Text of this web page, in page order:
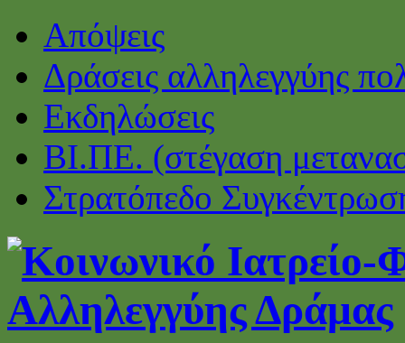
Απόψεις
Δράσεις αλληλεγγύης
Εκδηλώσεις
ΒΙ.ΠΕ. (στέγαση
Στρατόπεδο